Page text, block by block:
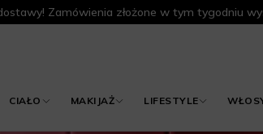
Zamówienia złożone w tym tygodniu
CIAŁO MAKIJAŻ LIFESTYLE